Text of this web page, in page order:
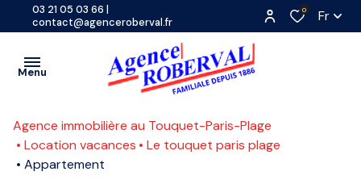
03 21 05 03 66 |
contact@agenceroberval.fr
0 Fr
Menu
VENTES
PROGRAMMES
Agence immobilière au Touquet-Paris-Plage
Location vacances
Le touquet paris plage
Appartement